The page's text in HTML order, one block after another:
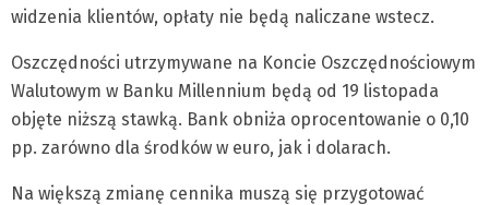
widzenia klientów, opłaty nie będą naliczane wstecz.
Oszczędności utrzymywane na Koncie Oszczędnościowym
Walutowym w Banku Millennium będą od 19 listopada
objęte niższą stawką. Bank obniża oprocentowanie o 0,10
pp. zarówno dla środków w euro, jak i dolarach.
Na większą zmianę cennika muszą się przygotować